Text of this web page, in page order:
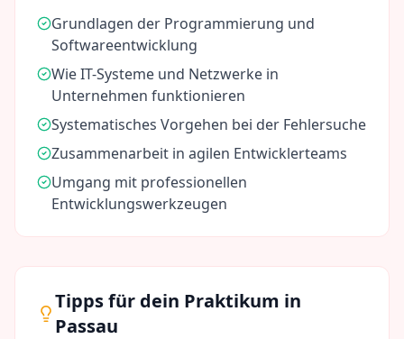
Grundlagen der Programmierung und
Softwareentwicklung
Wie IT-Systeme und Netzwerke in
Unternehmen funktionieren
Systematisches Vorgehen bei der Fehlersuche
Zusammenarbeit in agilen Entwicklerteams
Umgang mit professionellen
Entwicklungswerkzeugen
Tipps für dein Praktikum in
Passau